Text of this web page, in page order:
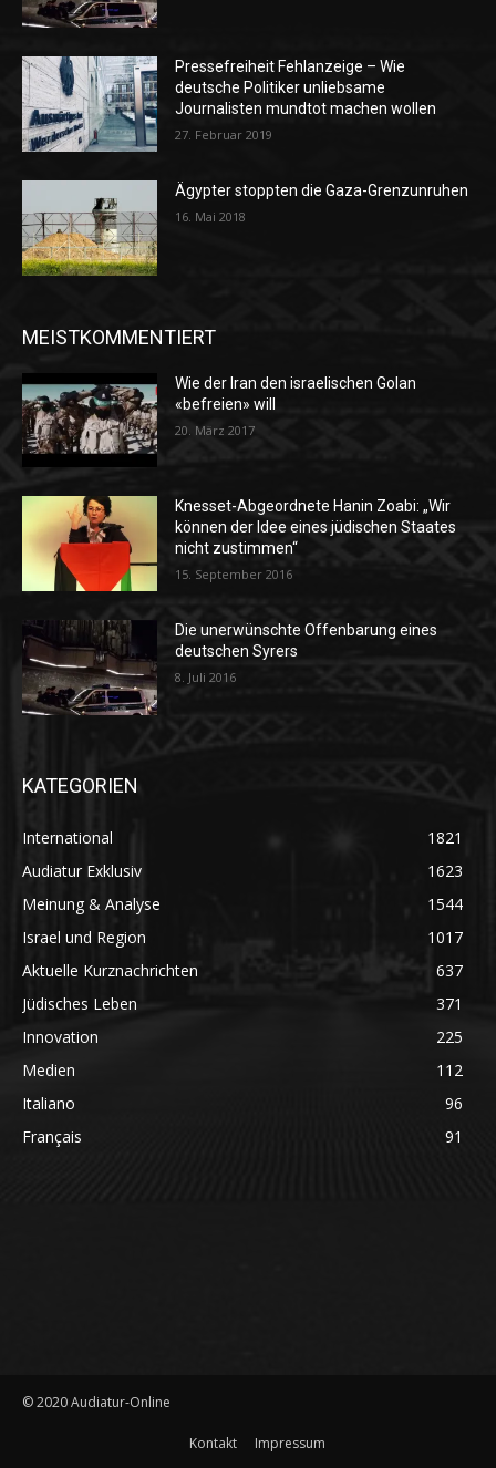
Pressefreiheit Fehlanzeige – Wie
deutsche Politiker unliebsame
Journalisten mundtot machen wollen
27. Februar 2019
Ägypter stoppten die Gaza-Grenzunruhen
16. Mai 2018
MEISTKOMMENTIERT
Wie der Iran den israelischen Golan
«befreien» will
20. März 2017
Knesset-Abgeordnete Hanin Zoabi: „Wir
können der Idee eines jüdischen Staates
nicht zustimmen“
15. September 2016
Die unerwünschte Offenbarung eines
deutschen Syrers
8. Juli 2016
KATEGORIEN
International
1821
Audiatur Exklusiv
1623
Meinung & Analyse
1544
Israel und Region
1017
Aktuelle Kurznachrichten
637
Jüdisches Leben
371
Innovation
225
Medien
112
Italiano
96
Français
91
© 2020 Audiatur-Online
Kontakt Impressum